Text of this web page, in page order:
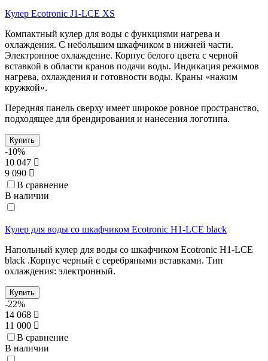
Кулер Ecotronic J1-LCE XS
Компактный кулер для воды с функциями нагрева и
охлаждения. С небольшим шкафчиком в нижней части.
Электронное охлаждение. Корпус белого цвета с черной
вставкой в области кранов подачи воды. Индикация режимов
нагрева, охлаждения и готовности воды. Краны «нажим
кружкой».
Передняя панель сверху имеет широкое ровное пространство,
подходящее для брендирования и нанесения логотипа.
Купить
-10%
10 047
9 090
В сравнение
В наличии
Кулер для воды со шкафчиком Ecotronic H1-LCE black
Напольный кулер для воды со шкафчиком Ecotronic H1-LCE
black .Корпус черный с серебряными вставками. Тип
охлаждения: электронный.
Купить
-22%
14 068
11 000
В сравнение
В наличии